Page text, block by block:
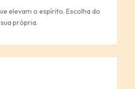
elevam o espírito. Escolha do
própria.